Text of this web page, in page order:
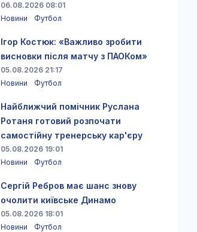
06.08.2026 08:01
Новини
Футбол
Ігор Костюк: «Важливо зробити
висновки після матчу з ПАОКом»
05.08.2026 21:17
Новини
Футбол
Найближчий помічник Руслана
Ротаня готовий розпочати
самостійну тренерську кар'єру
05.08.2026 19:01
Новини
Футбол
Сергій Ребров має шанс знову
очолити київське Динамо
05.08.2026 18:01
Новини
Футбол